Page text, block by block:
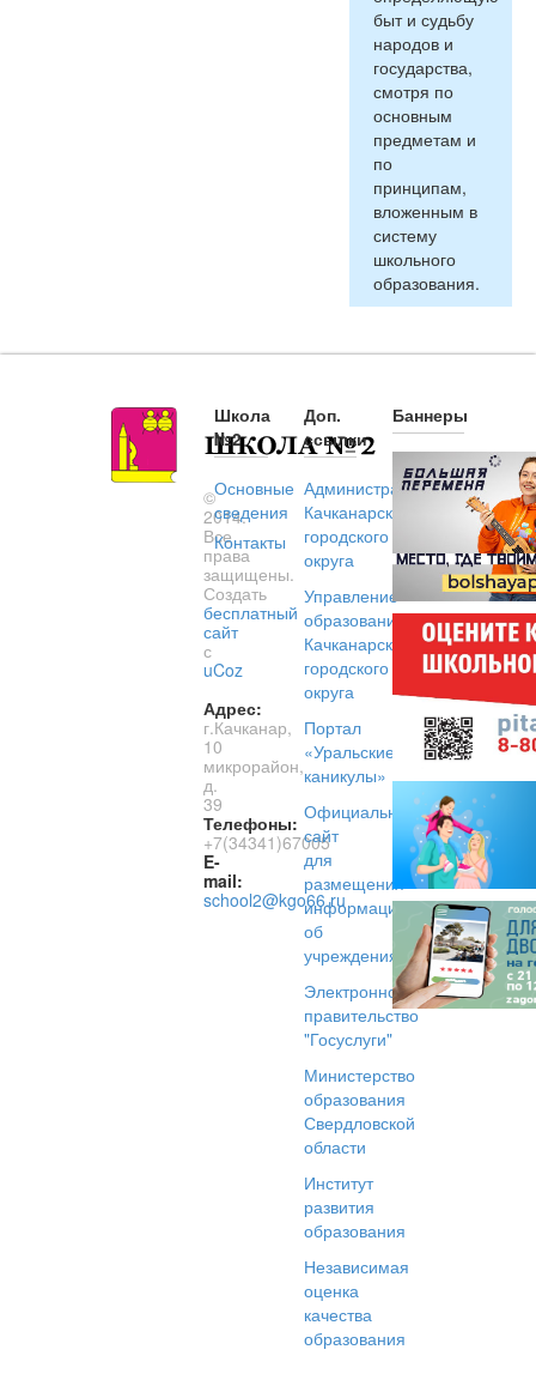
быт и судьбу
народов и
государства,
смотря по
основным
предметам и
по
принципам,
вложенным в
систему
школьного
образования.
©
2014.
Все
права
защищены.
Создать
бесплатный
сайт
с
uCoz
Адрес:
г.Качканар,
10
микрорайон,
д.
39
Телефоны:
+7(34341)67005
E-
mail:
school2@kgo66.ru
Школа
№2
Основные
сведения
Контакты
Доп.
ссылки
Администрация
Качканарского
городского
округа
Управление
образованием
Качканарского
городского
округа
Портал
«Уральские
каникулы»
Официальный
сайт
для
размещения
информации
об
учреждениях
Электронное
правительство
"Госуслуги"
Министерство
образования
Свердловской
области
Институт
развития
образования
Независимая
оценка
качества
образования
Баннеры